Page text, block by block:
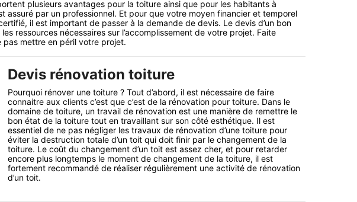
plusieurs avantages pour la toiture ainsi que pour les habitants à
assuré par un professionnel. Et pour que votre moyen financier et temporel
il est important de passer à la demande de devis. Le devis d’un bon
ressources nécessaires sur l’accomplissement de votre projet. Faite
mettre en péril votre projet.
Devis rénovation toiture
Pourquoi rénover une toiture ? Tout d’abord, il est nécessaire de faire
connaitre aux clients c’est que c’est de la rénovation pour toiture. Dans le
domaine de toiture, un travail de rénovation est une manière de remettre le
bon état de la toiture tout en travaillant sur son côté esthétique. Il est
essentiel de ne pas négliger les travaux de rénovation d’une toiture pour
éviter la destruction totale d’un toit qui doit finir par le changement de la
toiture. Le coût du changement d’un toit est assez cher, et pour retarder
encore plus longtemps le moment de changement de la toiture, il est
fortement recommandé de réaliser régulièrement une activité de rénovation
d’un toit.